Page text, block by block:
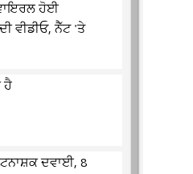
ਹੋਈ
ਵੀਡੀਓ, ਨੈੱਟ 'ਤੇ
ਹੈ
ਦਵਾਈ, 8